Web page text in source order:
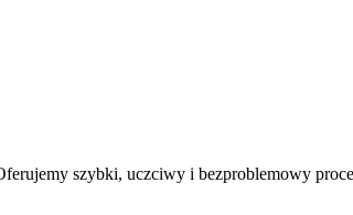
szybki, uczciwy i bezproblemowy